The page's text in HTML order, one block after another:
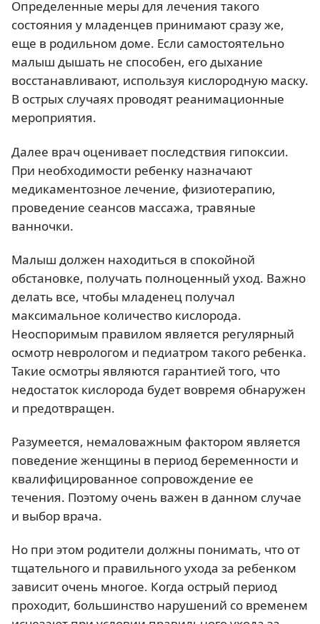
Определенные меры для лечения такого
состояния у младенцев принимают сразу же,
еще в родильном доме. Если самостоятельно
малыш дышать не способен, его дыхание
восстанавливают, используя кислородную маску.
В острых случаях проводят реанимационные
мероприятия.
Далее врач оценивает последствия гипоксии.
При необходимости ребенку назначают
медикаментозное лечение, физиотерапию,
проведение сеансов массажа, травяные
ванночки.
Малыш должен находиться в спокойной
обстановке, получать полноценный уход. Важно
делать все, чтобы младенец получал
максимальное количество кислорода.
Неоспоримым правилом является регулярный
осмотр неврологом и педиатром такого ребенка.
Такие осмотры являются гарантией того, что
недостаток кислорода будет вовремя обнаружен
и предотвращен.
Разумеется, немаловажным фактором является
поведение женщины в период беременности и
квалифицированное сопровождение ее
течения. Поэтому очень важен в данном случае
и выбор врача.
Но при этом родители должны понимать, что от
тщательного и правильного ухода за ребенком
зависит очень многое. Когда острый период
проходит, большинство нарушений со временем